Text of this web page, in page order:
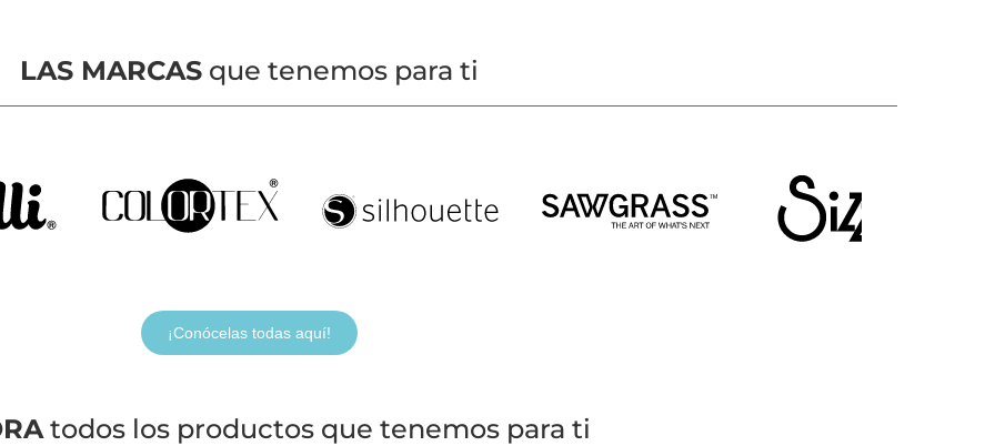
LAS MARCASque tenemos para ti
¡Conócelas todas aquí!
todos los productos que tenemos para ti